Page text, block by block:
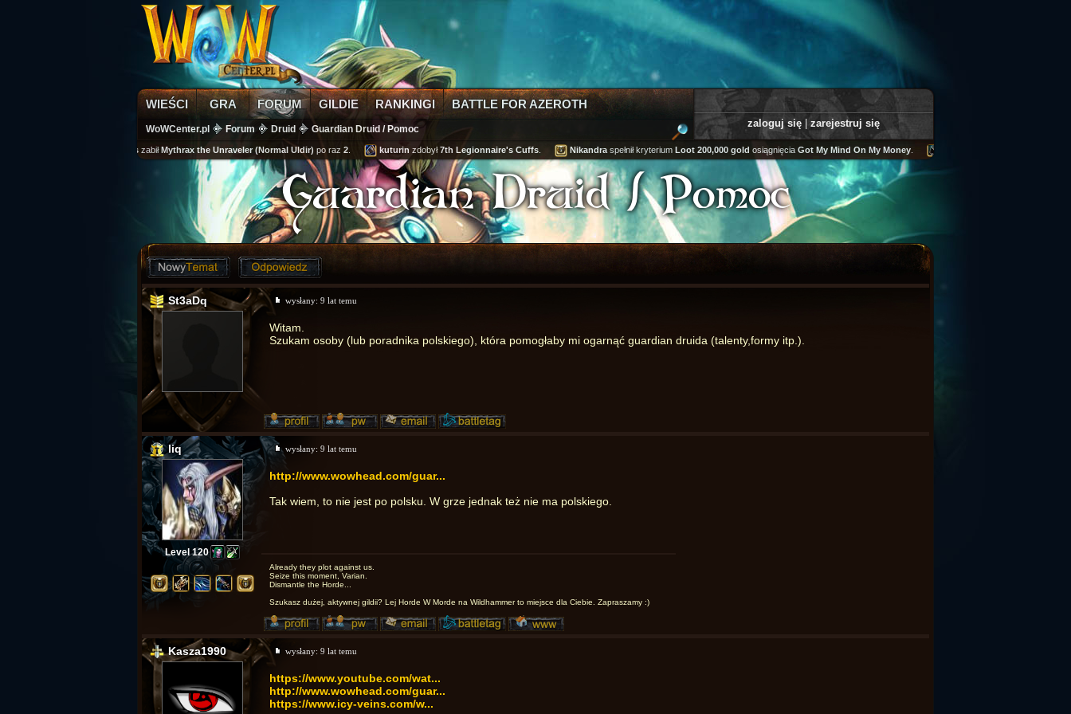
zaloguj się zarejestruj się
WIEŚCI GRA FORUM GILDIE RANKINGI BATTLE FOR AZEROTH
WoWCenter.pl Forum Druid Guardian Druid / Pomoc
zabiłMythrax the Unraveler (Normal Uldir)po raz2 . kuturinzdobył7th Legionnaire's Cuffs. Nikandraspełnił kryteriumLoot 200,000 goldosiągnięciaGot My Mind On My Money.
Guardian Druid / Pomoc
St3aDq wysłany: 9 lat temu
Witam.
Szukam osoby (lub poradnika polskiego), która pomogłaby mi ogarnąć guardian druida (talenty,formy itp.).
liq
Level 120
wysłany: 9 lat temu
http://www.wowhead.com/guar...
Tak wiem, to nie jest po polsku. W grze jednak też nie ma polskiego.
Already they plot against us.
Seize this moment, Varian.
Dismantle the Horde...
Szukasz dużej, aktywnej gildii? Lej Horde W Morde na Wildhammer to miejsce dla Ciebie. Zapraszamy :)
Kasza1990 wysłany: 9 lat temu
https://www.youtube.com/wat...
http://www.wowhead.com/guar...
https://www.icy-veins.com/w...